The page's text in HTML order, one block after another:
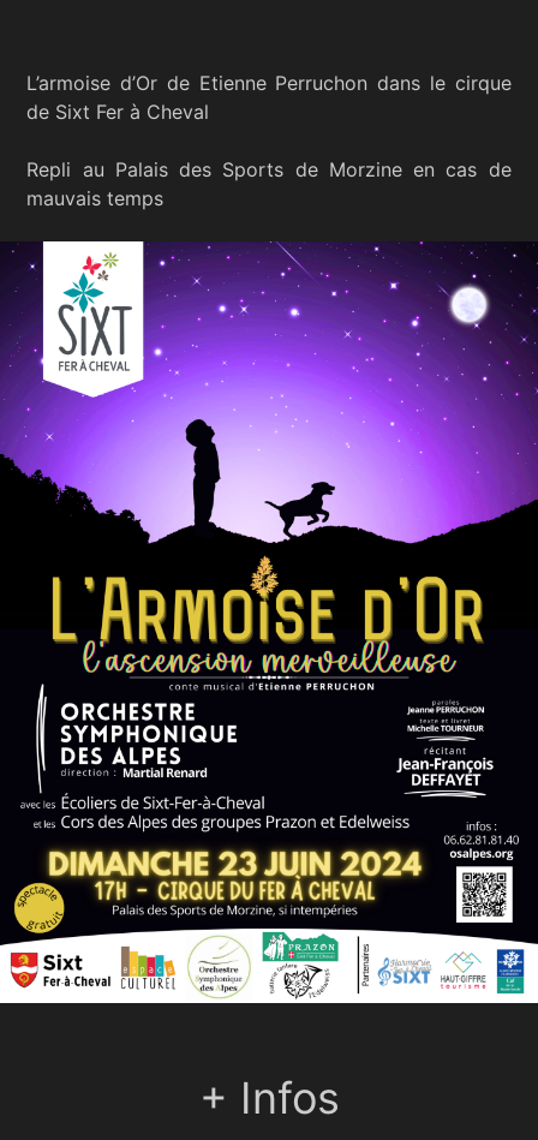
L’armoise d’Or de Etienne Perruchon dans le cirque
de Sixt Fer à Cheval
Repli au Palais des Sports de Morzine en cas de
mauvais temps
+ Infos